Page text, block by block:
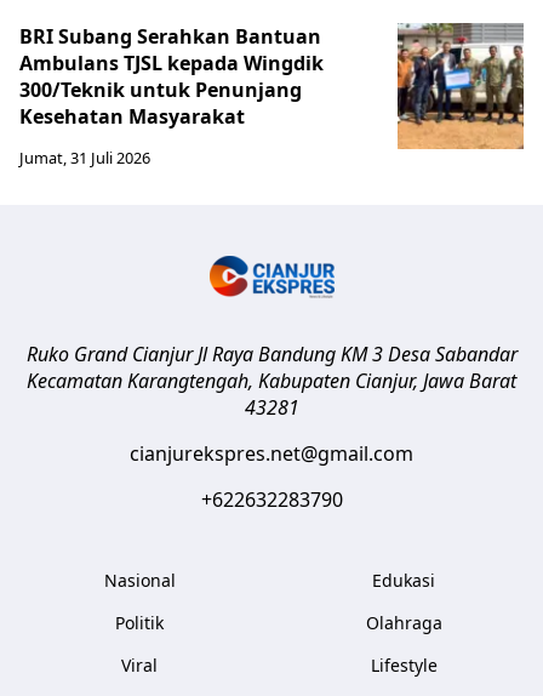
BRI Subang Serahkan Bantuan
Ambulans TJSL kepada Wingdik
300/Teknik untuk Penunjang
Kesehatan Masyarakat ​
Jumat, 31 Juli 2026
Ruko Grand Cianjur Jl Raya Bandung KM 3 Desa Sabandar
Kecamatan Karangtengah, Kabupaten Cianjur, Jawa Barat
43281
cianjurekspres.net@gmail.com
+622632283790
Nasional
Politik
Viral
Edukasi
Olahraga
Lifestyle